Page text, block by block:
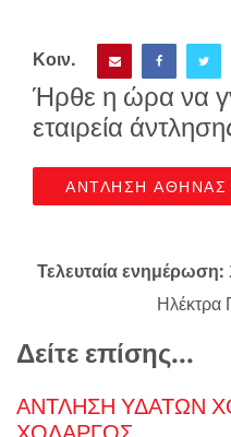
Κοιν.
Ήρθε η ώρα να
εταιρεία
ΑΝΤΛΗΣΗ ΑΘΗΝΑΣ
Τελευταία ενημέρωση:
Ηλέκτρα
Δείτε επίσης...
ΑΝΤΛΗΣΗ ΥΔΑΤΩΝ